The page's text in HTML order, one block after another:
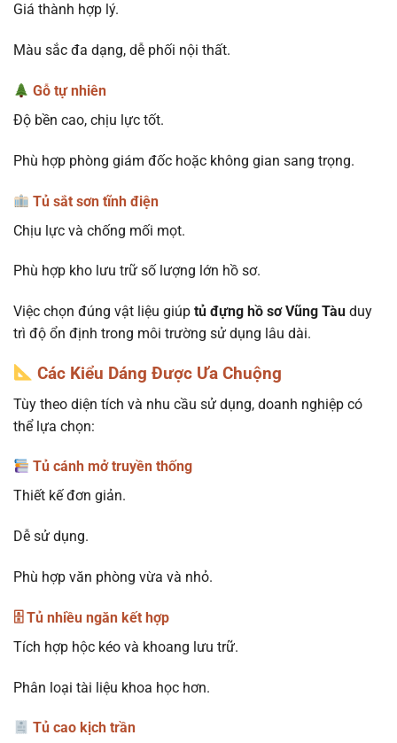
Giá thành hợp lý.
Màu sắc đa dạng, dễ phối nội thất.
Gỗ tự nhiên
Độ bền cao, chịu lực tốt.
Phù hợp phòng giám đốc hoặc không gian sang trọng.
Tủ sắt sơn tĩnh điện
Chịu lực và chống mối mọt.
Phù hợp kho lưu trữ số lượng lớn hồ sơ.
Việc chọn đúng vật liệu giúp tủ đựng hồ sơ Vũng Tàu duy
trì độ ổn định trong môi trường sử dụng lâu dài.
Các Kiểu Dáng Được Ưa Chuộng
Tùy theo diện tích và nhu cầu sử dụng, doanh nghiệp có
thể lựa chọn:
Tủ cánh mở truyền thống
Thiết kế đơn giản.
Dễ sử dụng.
Phù hợp văn phòng vừa và nhỏ.
🗄 Tủ nhiều ngăn kết hợp
Tích hợp hộc kéo và khoang lưu trữ.
Phân loại tài liệu khoa học hơn.
Tủ cao kịch trần